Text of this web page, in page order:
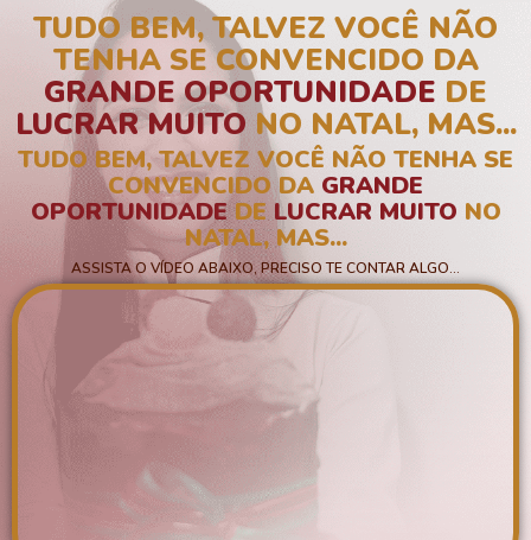
TUDO BEM, TALVEZ VOCÊ NÃO
TENHA SE CONVENCIDO DA
GRANDE OPORTUNIDADE DE
LUCRAR MUITO NO NATAL, MAS...
TUDO BEM, TALVEZ VOCÊ NÃO TENHA SE
CONVENCIDO DA GRANDE
OPORTUNIDADEDELUCRAR MUITO NO
NATAL,MAS...
ASSISTA O VÍDEO ABAIXO, PRECISO TE CONTAR ALGO…